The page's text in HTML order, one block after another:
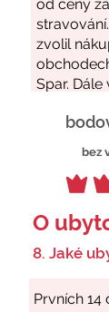
bez
O
8. Jaké